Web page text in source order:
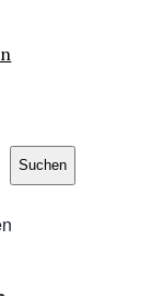
Suchen